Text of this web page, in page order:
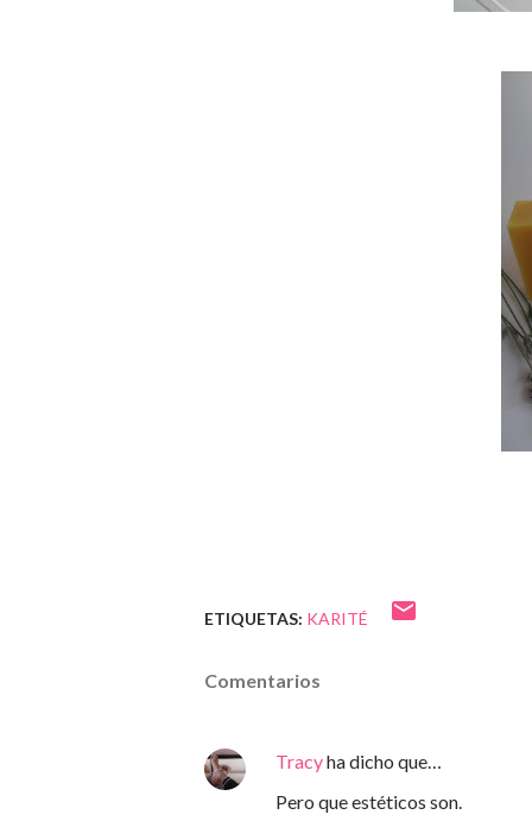
ETIQUETAS: KARITÉ
Comentarios
Tracyha dicho que…
Pero que estéticos son.